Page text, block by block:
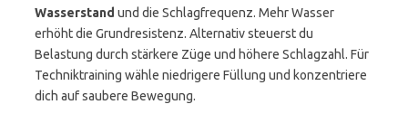
Wasserstand und die Schlagfrequenz. Mehr Wasser
erhöht die Grundresistenz. Alternativ steuerst du
Belastung durch stärkere Züge und höhere Schlagzahl. Für
Techniktraining wähle niedrigere Füllung und konzentriere
dich auf saubere Bewegung.